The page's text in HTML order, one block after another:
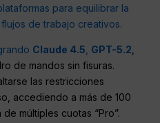
para equilibrar la
de trabajo creativos.
Claude 4.5 GPT-5.2
de mandos sin fisuras.
las restricciones
accediendo a más de 100
múltiples cuotas “Pro”.